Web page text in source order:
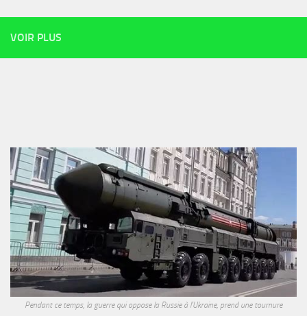
VOIR PLUS
Pendant ce temps, la guerre qui oppose la Russie à l'Ukraine, prend une tournure